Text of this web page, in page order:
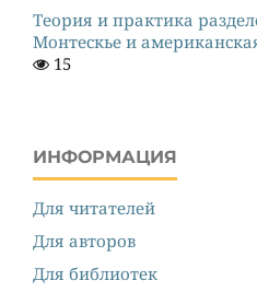
Теория и практика
Монтескье и
15
ИНФОРМАЦИЯ
Для читателей
Для авторов
Для библиотек